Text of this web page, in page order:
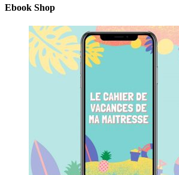
Ebook Shop